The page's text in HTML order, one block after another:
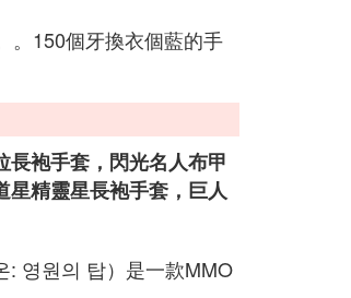
。150個牙換衣個藍的手
袍手套，閃光名人布甲
星精靈星長袍手套，巨人
: 영원의 탑）是一款MMO